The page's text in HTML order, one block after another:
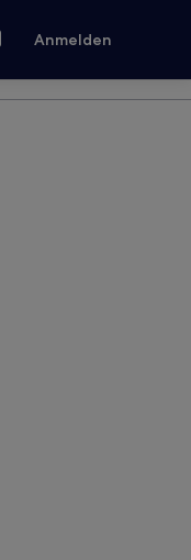
Anmelden